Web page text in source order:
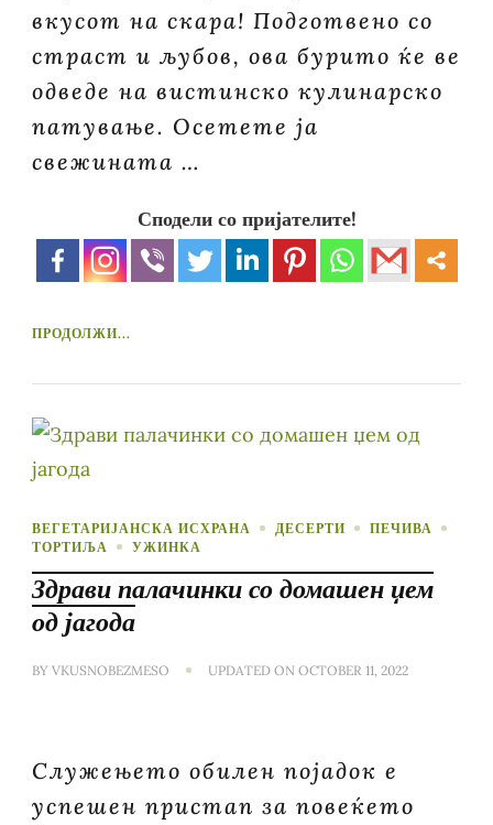
вкусот на скара! Подготвено со
страст и љубов, ова бурито ќе ве
одведе на вистинско кулинарско
патување. Осетете ја
свежината …
Сподели со пријателите!
ПРОДОЛЖИ...
ВЕГЕТАРИЈАНСКА ИСХРАНА ДЕСЕРТИ
ПЕЧИВА
ТОРТИЉА
УЖИНКА
Здрави палачинки со домашен џем
од јагода
BY VKUSNOBEZMESO UPDATED ON OCTOBER 11, 2022
Служењето обилен појадок е
успешен пристап за повеќето